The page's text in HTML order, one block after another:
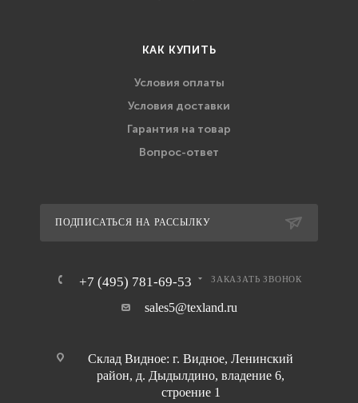
КАК КУПИТЬ
Условия оплаты
Условия доставки
Гарантия на товар
Вопрос-ответ
ПОДПИСАТЬСЯ НА РАССЫЛКУ
+7 (495) 781-69-53 ЗАКАЗАТЬ ЗВОНОК
sales5@texland.ru
Склад Видное: г. Видное, Ленинский
район, д. Дыдылдино, владение 6,
строение 1